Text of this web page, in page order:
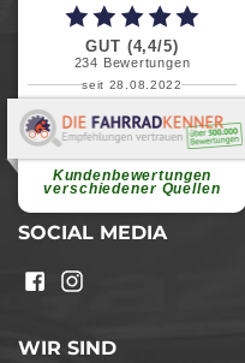
GUT (4,4/5)
234 Bewertungen
seit 28.08.2022
Kundenbewertungen
verschiedener Quellen
Elvira B.
Superschnelle und freundliche
weiterlesen
SOCIAL MEDIA
WIR SIND